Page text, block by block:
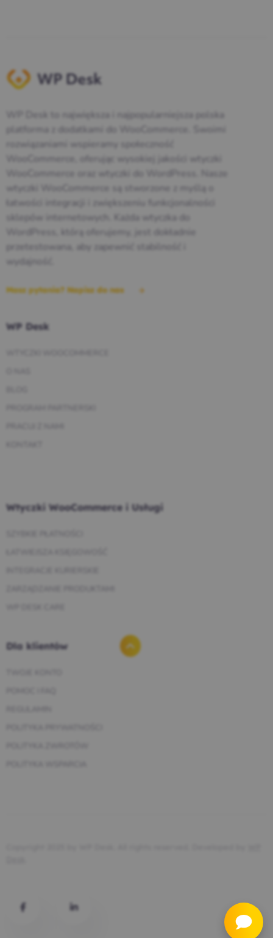
WP Desk to największa i najpopularniejsza polska
platforma z dodatkami do WooCommerce. Swoimi
rozwiązaniami wspieramy społeczność
WooCommerce, oferując wysokiej jakości wtyczki
WooCommerce oraz wtyczki do WordPress. Nasze
wtyczki WooCommerce są stworzone z myślą o
łatwości integracji i zwiększeniu funkcjonalności
sklepów internetowych. Każda wtyczka do
WordPress, którą oferujemy, jest dokładnie
przetestowana, aby zapewnić stabilność i
wydajność.
Masz pytania? Napisz do nas
WP Desk
Wtyczki WooCommerce i Usługi
Dla klientów